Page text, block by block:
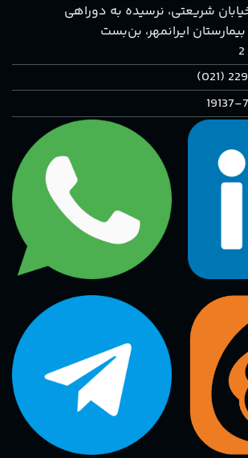
شريعتی، نرسيده به دوراهی
ايرانمهر، بن‌بست